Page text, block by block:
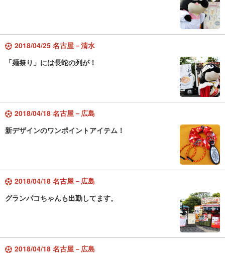
2018/04/25 名古屋－清水
「麺祭り」には長蛇の列が！
2018/04/18 名古屋－広島
新デザインのワンポイントアイテム！
2018/04/18 名古屋－広島
グランパコちゃんも出勤してます。
2018/04/18 名古屋－広島